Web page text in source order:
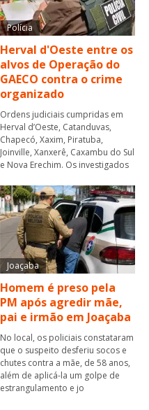
Polícia
Herval d'Oeste entre os
alvos de Operação do
GAECO contra o crime
organizado
Ordens judiciais cumpridas em
Herval d’Oeste, Catanduvas,
Chapecó, Xaxim, Piratuba,
Joinville, Xanxerê, Caxambu do Sul
e Nova Erechim. Os investigados
Joaçaba
Homem é preso pela
PM após agredir mãe,
pai e irmão em Joaçaba
No local, os policiais constataram
que o suspeito desferiu socos e
chutes contra a mãe, de 58 anos,
além de aplicá-la um golpe de
estrangulamento e jo